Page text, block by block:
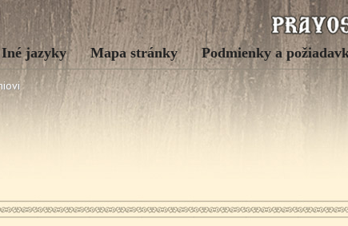
Iné jazyky Mapa stránky Podmienky a